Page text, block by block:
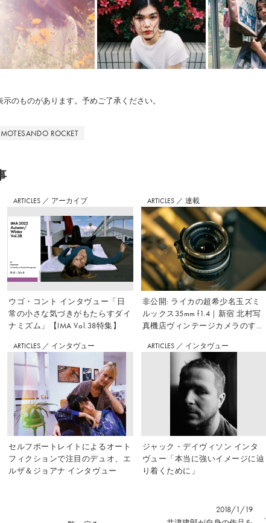
のものがあります。予めご了承ください。
ROCKET
ARTICLES ／ アーカイブ
ウゴ・コント インタヴュー「日
常の小さな気づきがもたらすダイ
ナミズム」【IMA Vol.38特集】
ARTICLES ／ 連載
非公開: ライカの超希少名玉ズミ
ルックス35mm f1.4｜新宿 北村写
真機店ヴィンテージカメラのすす
ARTICLES ／ インタヴュー
セルフポートレイトによるオート
フィクションで注目のデュオ、エ
ルザ＆ジョアナ インタヴュー
ARTICLES ／ インタヴュー
ジャック・デイヴィソン インタ
ヴュー「本当に強いイメージに辿
り着くために」
2018/1/19